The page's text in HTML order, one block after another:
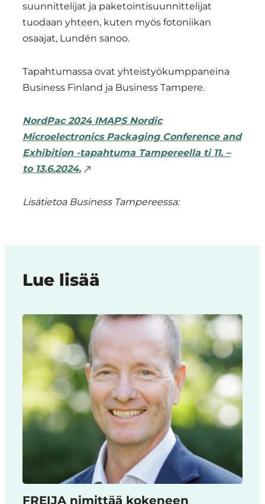
suunnittelijat ja paketointisuunnittelijat
tuodaan yhteen, kuten myös fotoniikan
osaajat, Lundén sanoo.
Tapahtumassa ovat yhteistyökumppaneina
Business Finland ja Business Tampere.
NordPac 2024 IMAPS Nordic
Microelectronics Packaging Conference and
Exhibition -tapahtuma Tampereella ti 11. –
to 13.6.2024.
Lisätietoa Business Tampereessa:
Lue lisää
FREIJA nimittää kokeneen